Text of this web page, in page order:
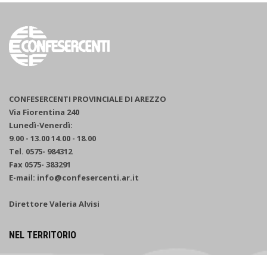
CONFESERCENTI PROVINCIALE DI AREZZO
Via Fiorentina 240
Lunedì-Venerdì:
9.00 - 13.00 14.00 - 18.00
Tel. 0575- 984312
Fax 0575- 383291
E-mail: info@confesercenti.ar.it
Direttore Valeria Alvisi
NEL TERRITORIO